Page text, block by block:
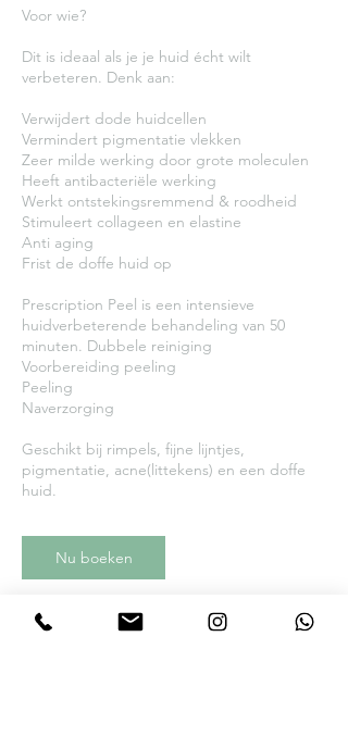
Voor wie?
Dit is ideaal als je je huid écht wilt
verbeteren. Denk aan:
Verwijdert dode huidcellen
Vermindert pigmentatie vlekken
Zeer milde werking door grote moleculen
Heeft antibacteriële werking
Werkt ontstekingsremmend & roodheid
Stimuleert collageen en elastine
Anti aging
Frist de doffe huid op
Prescription Peel is een intensieve
huidverbeterende behandeling van 50
minuten. Dubbele reiniging
Voorbereiding peeling
Peeling
Naverzorging
Geschikt bij rimpels, fijne lijntjes,
pigmentatie, acne(littekens) en een doffe
Nu boeken